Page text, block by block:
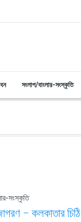
সংলাপ/বাংলার-সংস্কৃতি
সংস্কৃতি
– কলকাতার চিঠি